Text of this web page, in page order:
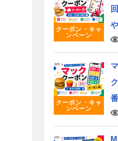
クーポン・キャ
ンペーン
クーポン・キャ
ンペーン